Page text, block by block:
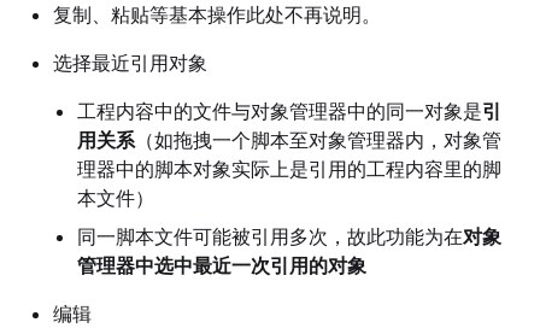
复制、粘贴等基本操作此处不再说明。
选择最近引用对象
工程内容中的文件与对象管理器中的同一对象是引
用关系 （如拖拽一个脚本至对象管理器内，对象管
理器中的脚本对象实际上是引用的工程内容里的脚
本文件）
同一脚本文件可能被引用多次，故此功能为在对象
管理器中选中最近一次引用的对象
编辑